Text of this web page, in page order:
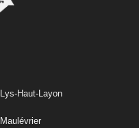
Lys-Haut-Layon
Maulévrier